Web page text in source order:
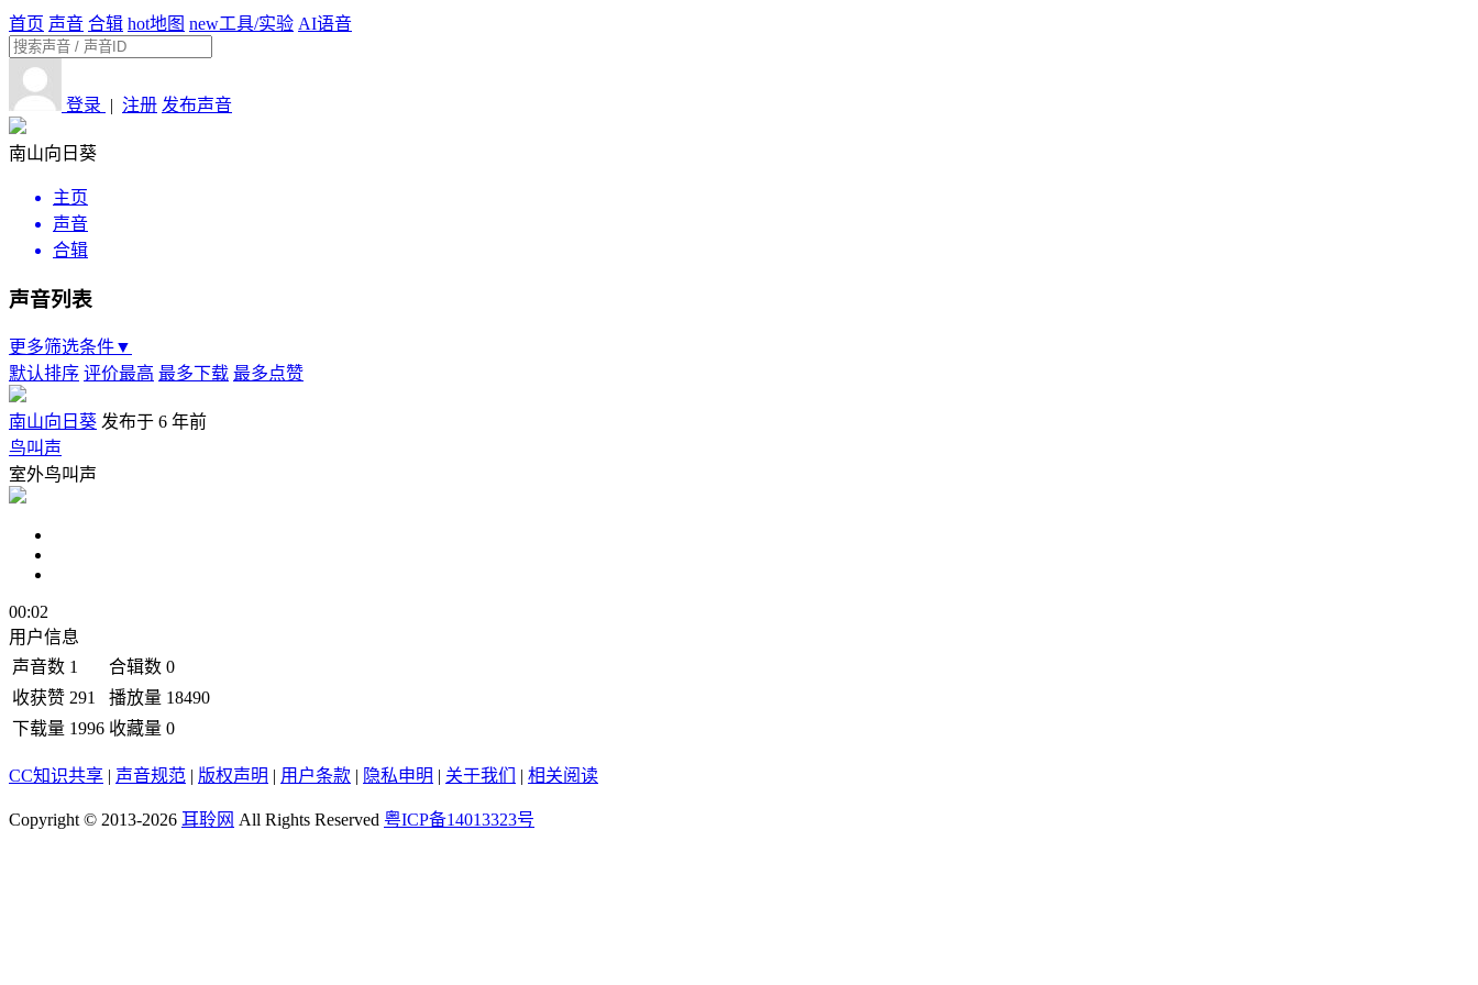
首页 声音 合辑 hot地图 new工具/实验 AI语音
登录 | 注册 发布声音
南山向日葵
主页
声音
合辑
声音列表
更多筛选条件▼
默认排序 评价最高 最多下载 最多点赞
南山向日葵 发布于 6 年前
鸟叫声
室外鸟叫声
00:02
用户信息
声音数 1 合辑数 0
收获赞 291 播放量 18490
下载量 1996 收藏量 0
CC知识共享 | 声音规范 | 版权声明 | 用户条款 | 隐私申明 | 关于我们 | 相关阅读
Copyright © 2013-2026 耳聆网 All Rights Reserved 粤ICP备14013323号